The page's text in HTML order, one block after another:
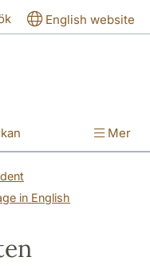
English website
Mer
in English